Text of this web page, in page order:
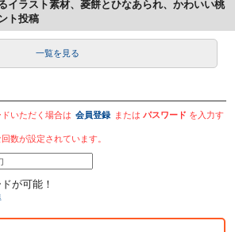
イラスト素材、菱餅とひなあられ、かわいい桃
ト投稿
一覧を見る
いただく場合は 会員登録 またはパスワード を入力す
数が設定されています。
が可能！